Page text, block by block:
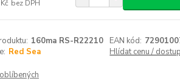
bez DPH
160ma RS-R22210 EAN kód:
Red Sea Hlídat cenu /